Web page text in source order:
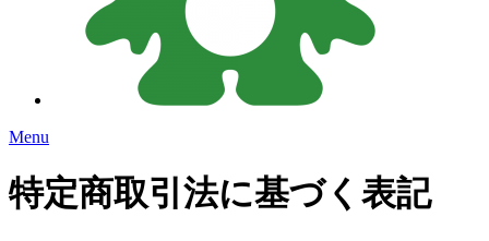
Menu
特定商取引法に基づく表記